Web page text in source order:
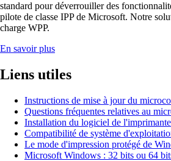
standard pour déverrouiller des
pilote de classe IPP de Microsoft. Notre
charge WPP.
En savoir plus
Liens utiles
Instructions de mise à jour du
Questions fréquentes relatives au
Installation du logiciel de l'imprimante
Compatibilité de système
Le mode d'impression protégé de
Microsoft Windows : 32 bits ou 64